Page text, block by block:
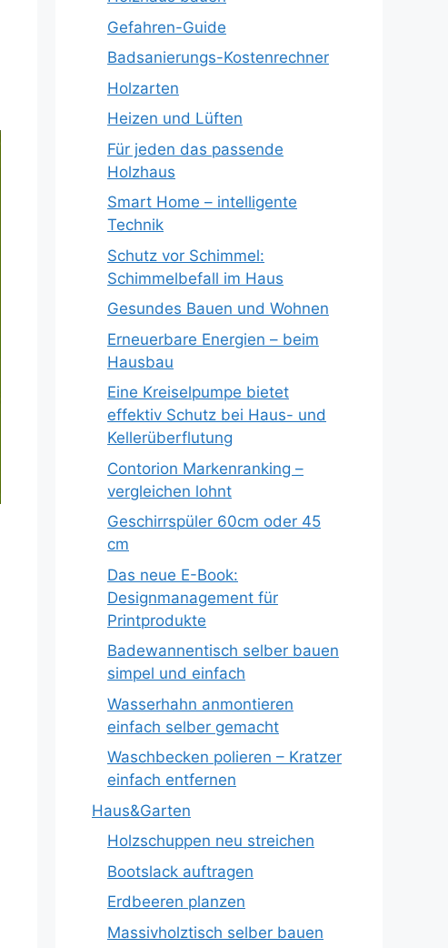
Gefahren-Guide
Badsanierungs-Kostenrechner
Holzarten
Heizen und Lüften
Für jeden das passende
Holzhaus
Smart Home – intelligente
Technik
Schutz vor Schimmel:
Schimmelbefall im Haus
Gesundes Bauen und Wohnen
Erneuerbare Energien – beim
Hausbau
Eine Kreiselpumpe bietet
effektiv Schutz bei Haus- und
Kellerüberflutung
Contorion Markenranking –
vergleichen lohnt
Geschirrspüler 60cm oder 45
cm
Das neue E-Book:
Designmanagement für
Printprodukte
Badewannentisch selber bauen
simpel und einfach
Wasserhahn anmontieren
einfach selber gemacht
Waschbecken polieren – Kratzer
einfach entfernen
Haus&Garten
Holzschuppen neu streichen
Bootslack auftragen
Erdbeeren planzen
Massivholztisch selber bauen